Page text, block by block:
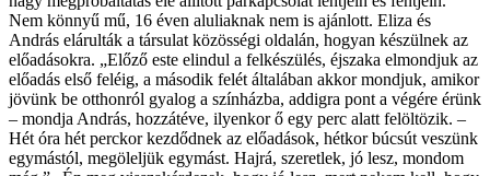
Nem könnyű mű, 16 éven aluliaknak nem is ajánlott. Eliza és
András elárulták a társulat közösségi oldalán, hogyan készülnek az
előadásokra. „Előző este elindul a felkészülés, éjszaka elmondjuk az
előadás első feléig, a második felét általában akkor mondjuk, amikor
jövünk be otthonról gyalog a színházba, addigra pont a végére érünk
– mondja András, hozzátéve, ilyenkor ő egy perc alatt felöltözik. –
Hét óra hét perckor kezdődnek az előadások, hétkor búcsút veszünk
egymástól, megöleljük egymást. Hajrá, szeretlek, jó lesz, mondom